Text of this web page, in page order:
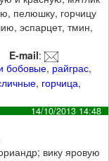
пелюшку, горчицу
эспарцет, тмин,
E-mail:
бобовые, райграс,
, горчица,
14/10/2013 14:48
вику яровую